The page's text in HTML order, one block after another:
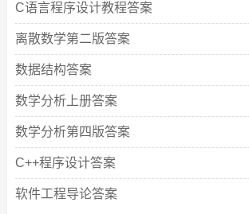
C语言程序设计教程答案
离散数学第二版答案
数据结构答案
数学分析上册答案
数学分析第四版答案
C++程序设计答案
软件工程导论答案